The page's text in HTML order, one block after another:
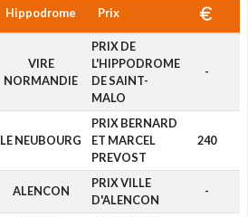
Hippodrome Prix
VIRE
NORMANDIE
PRIX DE
L'HIPPODROME
DE SAINT-
MALO
-
LE NEUBOURG
PRIX BERNARD
ET MARCEL
PREVOST
240
ALENCON
PRIX VILLE
D'ALENCON
-